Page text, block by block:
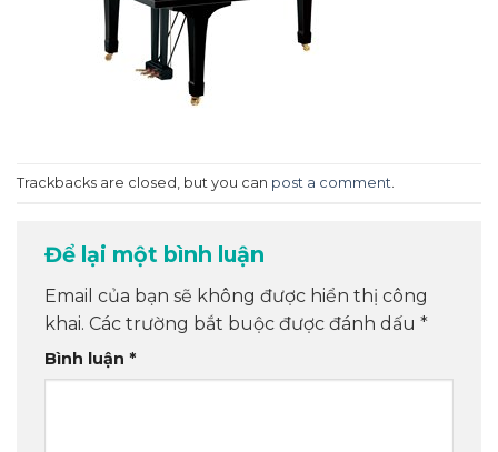
Trackbacks are closed, but you can post a comment
Để lại một bình luận
Email của bạn sẽ không được hiển thị công
khai. Các trường bắt buộc được đánh dấu *
Bình luận *